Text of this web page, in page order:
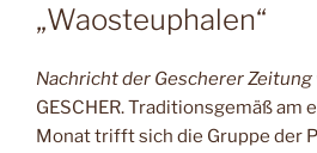
„Waosteuphalen“
Nachricht der Gescherer Zeitung
GESCHER. Traditionsgemäß
Monat trifft sich die Gruppe der